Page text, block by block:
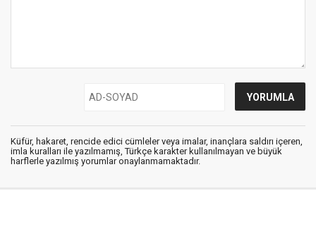
Küfür, hakaret, rencide edici cümleler veya imalar, inançlara saldırı içeren,
imla kuralları ile yazılmamış, Türkçe karakter kullanılmayan ve büyük
harflerle yazılmış yorumlar onaylanmamaktadır.